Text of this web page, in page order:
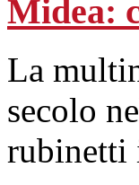
Midea:
La
secolo
rubinetti